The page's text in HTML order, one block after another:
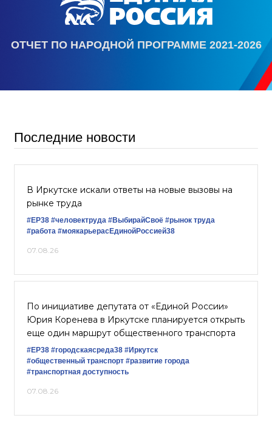
ОТЧЕТ ПО НАРОДНОЙ ПРОГРАММЕ 2021-2026
Последние новости
В Иркутске искали ответы на новые вызовы на
рынке труда
#ЕР38 #человектруда #ВыбирайСвоё #рынок труда
#работа #моякарьерасЕдинойРоссией38
07.08.26
По инициативе депутата от «Единой России»
Юрия Коренева в Иркутске планируется открыть
еще один маршрут общественного транспорта
#ЕР38 #городскаясреда38 #Иркутск
#общественный транспорт #развитие города
#транспортная доступность
07.08.26